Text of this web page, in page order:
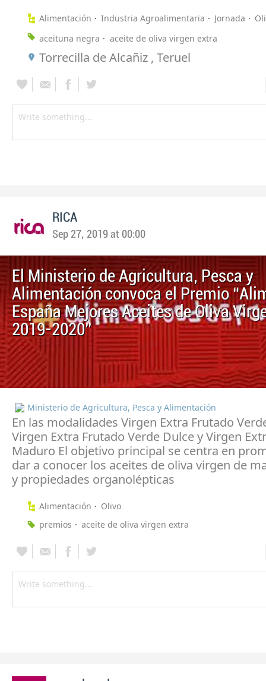
Alimentación Industria Agroalimentaria Jornada
aceituna negra
aceite de oliva virgen extra
Torrecilla de Alcañiz , Teruel
RICA
Sep 27, 2019 at 00:00
El Ministerio de Agricultura, Pesca y
Alimentación convoca el Premio
España Mejores Aceites de Oliva
2019-2020”
Ministerio de Agricultura, Pesca y Alimentación
En las modalidades Virgen Extra Frutado
Virgen Extra Frutado Verde Dulce y Virgen
Maduro El objetivo principal se centra en
dar a conocer los aceites de oliva virgen de
y propiedades organolépticas
Alimentación
Olivo
premios
aceite de oliva virgen extra